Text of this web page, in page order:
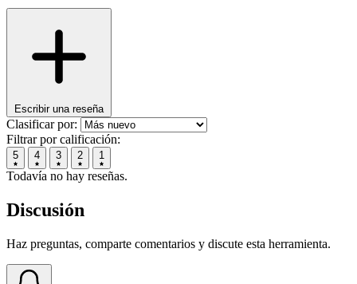
Escribir una reseña
Clasificar por:
Filtrar por calificación:
5 4 3 2 1
Todavía no hay reseñas.
Discusión
Haz preguntas, comparte comentarios y discute esta herramienta.